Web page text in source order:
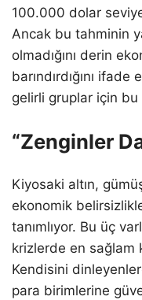
100.000 dolar
Ancak bu tahminin
olmadığını derin
barındırdığını
gelirli gruplar için bu
“Zenginler
Kiyosaki altın,
ekonomik
tanımlıyor. Bu üç
krizlerde en sağlam
Kendisini
para birimlerine